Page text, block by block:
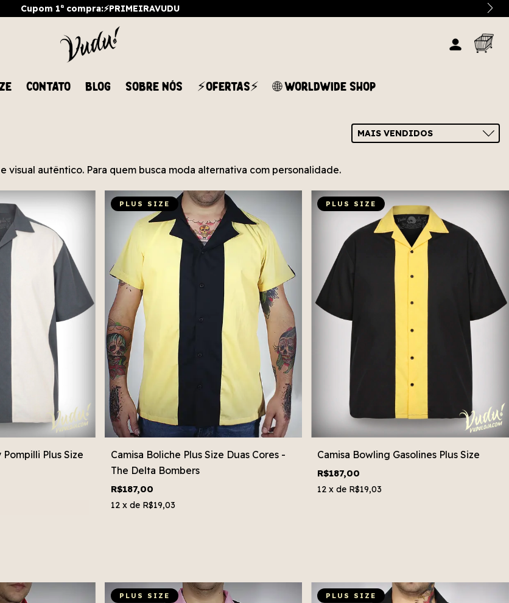
Cupom 1ª compra:⚡PRIMEIRAVUDU
CONTATO BLOG SOBRE NÓS ⚡OFERTAS⚡ 🌐 WORLDWIDE SHOP
visual autêntico. Para quem busca moda alternativa com personalidade.
Plus Size
PLUS SIZE
Camisa Boliche Plus Size Duas Cores -
The Delta Bombers
R$187,00
12 x de R$19,03
PLUS SIZE
Camisa Bowling Gasolines Plus Size
R$187,00
12 x de R$19,03
PLUS SIZE PLUS SIZE